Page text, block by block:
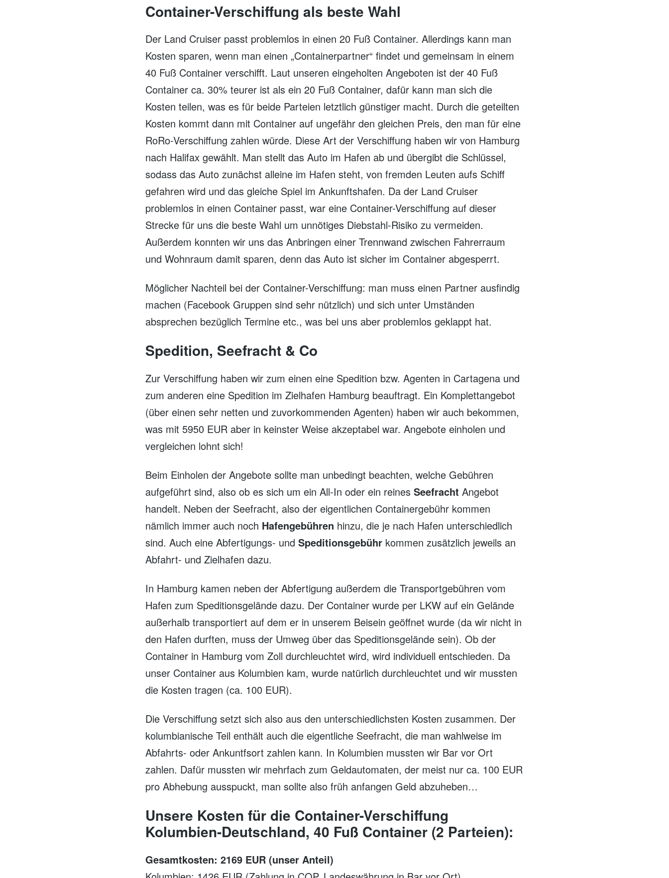
Container-Verschiffung als beste Wahl
Der Land Cruiser passt problemlos in einen 20 Fuß Container. Allerdings kann man
Kosten sparen, wenn man einen „Containerpartner“ findet und gemeinsam in einem
40 Fuß Container verschifft. Laut unseren eingeholten Angeboten ist der 40 Fuß
Container ca. 30% teurer ist als ein 20 Fuß Container, dafür kann man sich die
Kosten teilen, was es für beide Parteien letztlich günstiger macht. Durch die geteilten
Kosten kommt dann mit Container auf ungefähr den gleichen Preis, den man für eine
RoRo-Verschiffung zahlen würde. Diese Art der Verschiffung haben wir von Hamburg
nach Halifax gewählt. Man stellt das Auto im Hafen ab und übergibt die Schlüssel,
sodass das Auto zunächst alleine im Hafen steht, von fremden Leuten aufs Schiff
gefahren wird und das gleiche Spiel im Ankunftshafen. Da der Land Cruiser
problemlos in einen Container passt, war eine Container-Verschiffung auf dieser
Strecke für uns die beste Wahl um unnötiges Diebstahl-Risiko zu vermeiden.
Außerdem konnten wir uns das Anbringen einer Trennwand zwischen Fahrerraum
und Wohnraum damit sparen, denn das Auto ist sicher im Container abgesperrt.
Möglicher Nachteil bei der Container-Verschiffung: man muss einen Partner ausfindig
machen (Facebook Gruppen sind sehr nützlich) und sich unter Umständen
absprechen bezüglich Termine etc., was bei uns aber problemlos geklappt hat.
Spedition, Seefracht & Co
Zur Verschiffung haben wir zum einen eine Spedition bzw. Agenten in Cartagena und
zum anderen eine Spedition im Zielhafen Hamburg beauftragt. Ein Komplettangebot
(über einen sehr netten und zuvorkommenden Agenten) haben wir auch bekommen,
was mit 5950 EUR aber in keinster Weise akzeptabel war. Angebote einholen und
vergleichen lohnt sich!
Beim Einholen der Angebote sollte man unbedingt beachten, welche Gebühren
aufgeführt sind, also ob es sich um ein All-In oder ein reinesSeefracht Angebot
handelt. Neben der Seefracht, also der eigentlichen Containergebühr kommen
nämlich immer auch noch Hafengebühren hinzu, die je nach Hafen unterschiedlich
sind. Auch eine Abfertigungs- undSpeditionsgebühr kommen zusätzlich jeweils an
Abfahrt- und Zielhafen dazu.
In Hamburg kamen neben der Abfertigung außerdem die Transportgebühren vom
Hafen zum Speditionsgelände dazu. Der Container wurde per LKW auf ein Gelände
außerhalb transportiert auf dem er in unserem Beisein geöffnet wurde (da wir nicht in
den Hafen durften, muss der Umweg über das Speditionsgelände sein). Ob der
Container in Hamburg vom Zoll durchleuchtet wird, wird individuell entschieden. Da
unser Container aus Kolumbien kam, wurde natürlich durchleuchtet und wir mussten
die Kosten tragen (ca. 100 EUR).
Die Verschiffung setzt sich also aus den unterschiedlichsten Kosten zusammen. Der
kolumbianische Teil enthält auch die eigentliche Seefracht, die man wahlweise im
Abfahrts- oder Ankuntfsort zahlen kann. In Kolumbien mussten wir Bar vor Ort
zahlen. Dafür mussten wir mehrfach zum Geldautomaten, der meist nur ca. 100 EUR
pro Abhebung ausspuckt, man sollte also früh anfangen Geld abzuheben…
Unsere Kosten für die Container-Verschiffung
Kolumbien-Deutschland, 40 Fuß Container (2 Parteien):
Gesamtkosten: 2169 EUR (unser Anteil)